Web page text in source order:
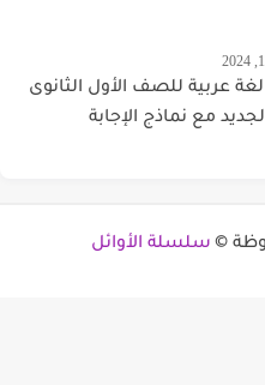
عربية للصف الأول الثانوى
مع نماذج الإجابة
© سلسلة الأوائل